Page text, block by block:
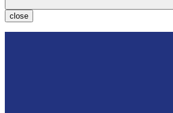
close